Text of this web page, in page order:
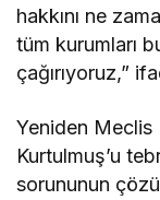
hakkını ne
tüm kurumları
çağırıyoruz,”
Yeniden Meclis
Kurtulmuş’u
sorununun